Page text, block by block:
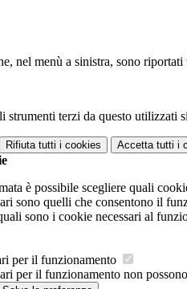
nel menù a sinistra, sono
strumenti terzi da questo utilizzati
Rifiuta tutti i cookies Accetta tutti i
è possibile scegliere quali
sono quelli che consentono il
sono i cookie necessari al
per il funzionamento
per il funzionamento non